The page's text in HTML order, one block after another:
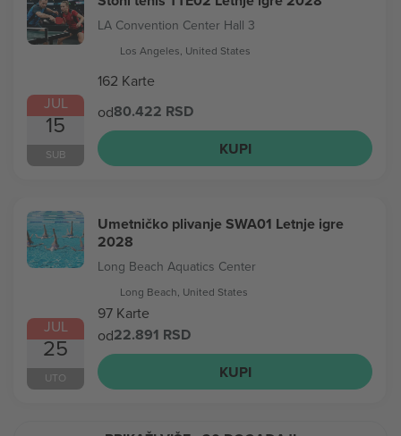
JUL
15
SUB
LA Convention Center Hall 3
Los Angeles, United States
162 Karte
od80.422 RSD
KUPI
JUL
25
UTO
Umetničko plivanje SWA01 Letnje igre
2028
Long Beach Aquatics Center
Long Beach, United States
97 Karte
od22.891 RSD
KUPI